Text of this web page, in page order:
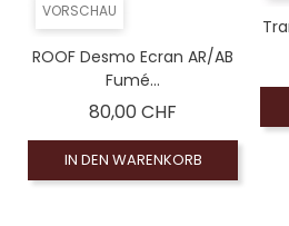
VORSCHAU
ROOF Desmo Ecran AR/AB
Fumé...
80,00 CHF
IN DEN WARENKORB